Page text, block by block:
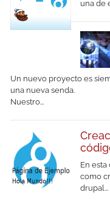
una de
Un nuevo proyecto es
una nueva senda.
Nuestro...
En
como
drupal...